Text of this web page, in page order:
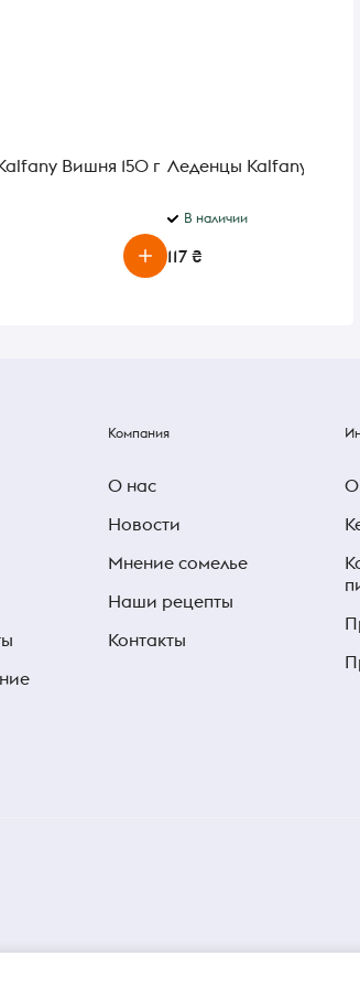
Вишня 150 г Леденцы Kalfany Кофе
В наличии
117 ₴
Компания
О нас
Новости
Мнение сомелье
Наши рецепты
Контакты